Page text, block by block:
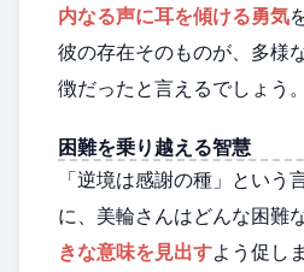
内なる声に耳を傾ける勇気
彼の存在そのものが、多様
徴だったと言えるでしょう。
困難を乗り越える智慧
「逆境は感謝の種」という
に、美輪さんはどんな困難
きな意味を見出すよう促し